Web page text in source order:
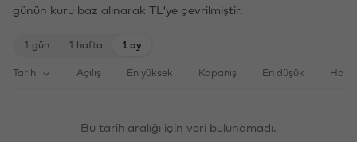
günün kuru baz alınarak TL'ye çevrilmiştir.
1 gün 1 hafta 1 ay
Tarih Açılış En yüksek Kapanış En düşük
Bu tarih aralığı için veri bulunamadı.